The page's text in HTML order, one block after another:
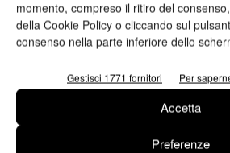
momento, compreso il ritiro del
della Cookie Policy o cliccando sul
consenso nella parte inferiore dello
Gestisci 1771 fornitori Per
Accetta
Preferenze
LASCIA UN COMMENTO